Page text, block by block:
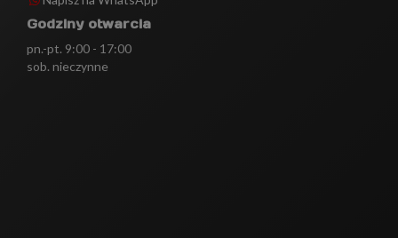
Godziny otwarcia
pn.-pt. 9:00 - 17:00
sob. nieczynne